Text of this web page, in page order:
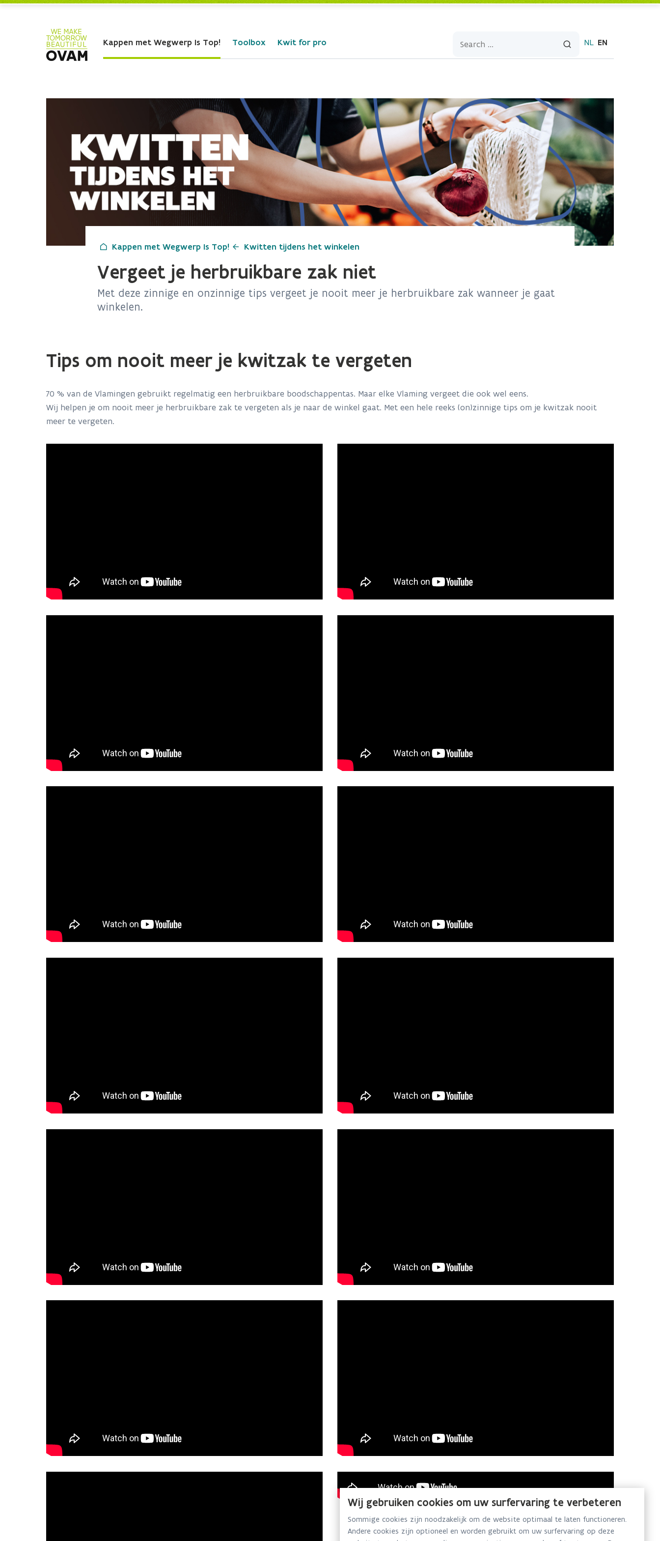
Kappen met Wegwerp Is Top! Toolbox Kwit for pro NL EN
Kappen met Wegwerp Is Top! Kwitten tijdens het winkelen
Vergeet je herbruikbare zak niet
Met deze zinnige en onzinnige tips vergeet je nooit meer je herbruikbare zak wanneer je gaat
winkelen.
Tips om nooit meer je kwitzak te vergeten
70 % van de Vlamingen gebruikt regelmatig een herbruikbare boodschappentas. Maar elke Vlaming vergeet die ook wel eens.
Wij helpen je om nooit meer je herbruikbare zak te vergeten als je naar de winkel gaat. Met een hele reeks (on)zinnige tips om je kwitzak nooit
meer te vergeten.
Wij gebruiken cookies om uw surfervaring te verbeteren
Sommige cookies zijn noodzakelijk om de website optimaal te laten functioneren.
Andere cookies zijn optioneel en worden gebruikt om uw surfervaring op deze